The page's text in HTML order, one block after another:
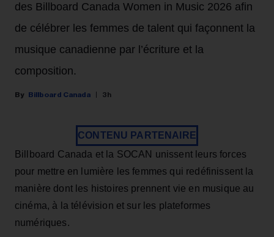
des Billboard Canada Women in Music 2026 afin
de célébrer les femmes de talent qui façonnent la
musique canadienne par l’écriture et la
composition.
Billboard Canada 3h
CONTENU PARTENAIRE
Billboard Canada et la SOCAN unissent leurs forces
pour mettre en lumière les femmes qui redéfinissent la
manière dont les histoires prennent vie en musique au
cinéma, à la télévision et sur les plateformes
numériques.